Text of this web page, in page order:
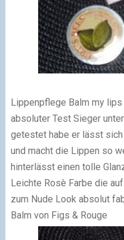
Lippenpflege Balm my
absoluter Test Sieger
getestet habe er lässt
und macht die Lippen so
hinterlässt einen tolle
Leichte Rosè Farbe die
zum Nude Look absolut
Balm von Figs & Rouge